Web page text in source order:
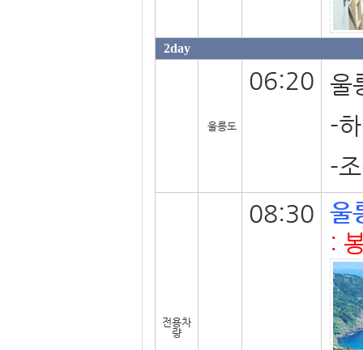
2day
울릉도
06:20
울
-
-
전용차
량
08:30 울
: